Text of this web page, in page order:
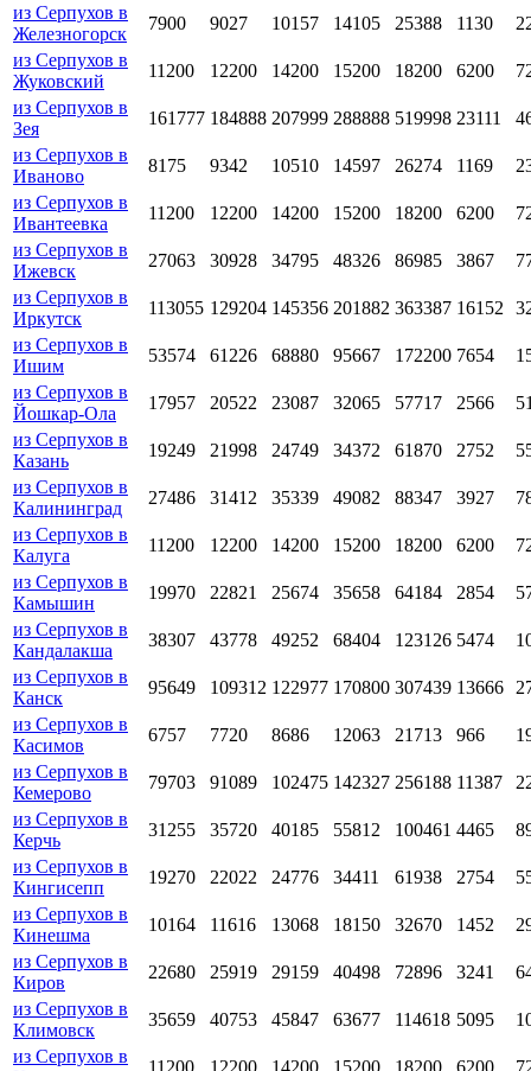
из Серпухов в
Железногорск
7900 9027 10157 14105 25388 1130
из Серпухов в
Жуковский
11200 12200 14200 15200 18200 6200
из Серпухов в
Зея
161777 184888 207999 288888 519998 23111
из Серпухов в
Иваново
8175 9342 10510 14597 26274 1169
из Серпухов в
Ивантеевка
11200 12200 14200 15200 18200 6200
из Серпухов в
Ижевск
27063 30928 34795 48326 86985 3867
из Серпухов в
Иркутск
113055 129204 145356 201882 363387 16152
из Серпухов в
Ишим
53574 61226 68880 95667 172200 7654
из Серпухов в
Йошкар-Ола
17957 20522 23087 32065 57717 2566
из Серпухов в
Казань
19249 21998 24749 34372 61870 2752
из Серпухов в
Калининград
27486 31412 35339 49082 88347 3927
из Серпухов в
Калуга
11200 12200 14200 15200 18200 6200
из Серпухов в
Камышин
19970 22821 25674 35658 64184 2854
из Серпухов в
Кандалакша
38307 43778 49252 68404 123126 5474
из Серпухов в
Канск
95649 109312 122977 170800 307439 13666
из Серпухов в
Касимов
6757 7720 8686 12063 21713 966
из Серпухов в
Кемерово
79703 91089 102475 142327 256188 11387
из Серпухов в
Керчь
31255 35720 40185 55812 100461 4465
из Серпухов в
Кингисепп
19270 22022 24776 34411 61938 2754
из Серпухов в
Кинешма
10164 11616 13068 18150 32670 1452
из Серпухов в
Киров
22680 25919 29159 40498 72896 3241
из Серпухов в
Климовск
35659 40753 45847 63677 114618 5095
из Серпухов в
11200 12200 14200 15200 18200 6200